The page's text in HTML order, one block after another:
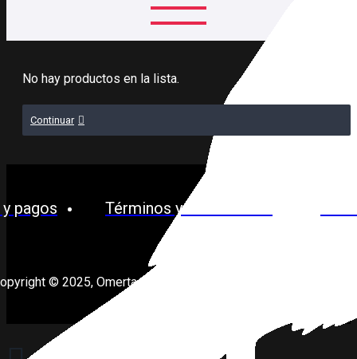
No hay productos en la lista.
Continuar
pagos Términos y condiciones
© 2025, Omerta Liquids, Todos los derechos